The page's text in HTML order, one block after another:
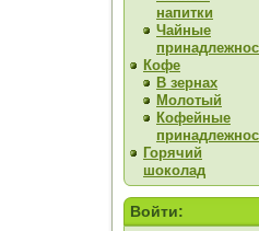
напитки
Чайные
Кофе
В зернах
Молотый
Кофейные
Горячий
шоколад
Войти: